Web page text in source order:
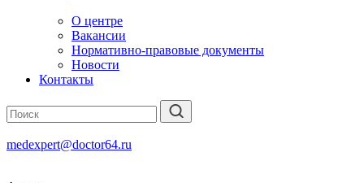
О центре
Вакансии
Нормативно-правовые документы
Новости
Контакты
medexpert@doctor64.ru